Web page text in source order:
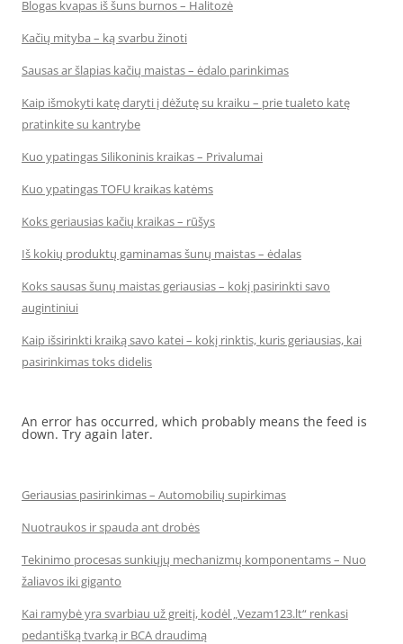
Blogas kvapas iš šuns burnos – Halitozė
Kačių mityba – ką svarbu žinoti
Sausas ar šlapias kačių maistas – ėdalo parinkimas
Kaip išmokyti katę daryti į dėžutę su kraiku – prie tualeto katę
pratinkite su kantrybe
Kuo ypatingas Silikoninis kraikas – Privalumai
Kuo ypatingas TOFU kraikas katėms
Koks geriausias kačių kraikas – rūšys
Iš kokių produktų gaminamas šunų maistas – ėdalas
Koks sausas šunų maistas geriausias – kokį pasirinkti savo
augintiniui
Kaip išsirinkti kraiką savo katei – kokį rinktis, kuris geriausias, kai
pasirinkimas toks didelis
An error has occurred, which probably means the feed is
down. Try again later.
Geriausias pasirinkimas – Automobilių supirkimas
Nuotraukos ir spauda ant drobės
Tekinimo procesas sunkiųjų mechanizmų komponentams – Nuo
žaliavos iki giganto
Kai ramybė yra svarbiau už greitį, kodėl „Vezam123.lt“ renkasi
pedantišką tvarką ir BCA draudimą